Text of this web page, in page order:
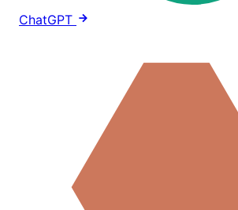
ChatGPT